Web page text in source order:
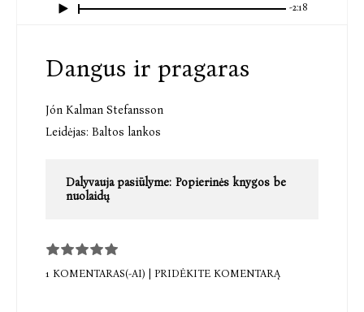
-2:18
Dangus ir pragaras
Jón Kalman Stefansson
Leidėjas: Baltos lankos
Dalyvauja pasiūlyme: Popierinės knygos be
nuolaidų
1 KOMENTARAS(-AI) PRIDĖKITE KOMENTARĄ